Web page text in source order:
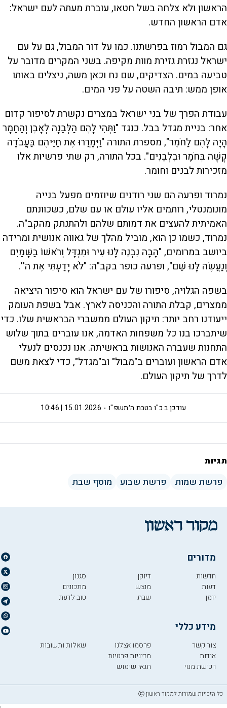
הראשון ולא צלחה בשל חטאו, עוברת מעתה לעם ישראל:
אדם הראשון החדש.
גם המבול רמוז בפרשתנו. כמו על דור המבול, גם על עם
ישראל נגזרת גזירת מוות מקיפה. בשני המקרים מדובר על
טביעה במים. הצדיקים, שם נח וכאן משה, ניצלים באותו
אופן ממש: תיבה השטה על פני המים.
עבודת הפרך של בני ישראל במצרים נקשרת לסיפור קדום
אחר: בניית מגדל בבל. כנגד "וַתְּהִי לָהֶם הַלְּבֵנָה לְאָבֶן וְהַחֵמָר
הָיָה לָהֶם לַחֹמֶר", מספרת התורה "וַיְּמָרֲרוּ אֶת חַיֵּיהֶם בַּעֲבֹדָה
קָשָׁה בְּחֹמֶר וּבִלְבֵנִים". בכל התורה, רק שתי פרשיות אלו
מזכירות לבנים וחומר.
נמרוד ופרעה הם שני רודנים שיוזמים מפעל בנייה
מונומנטלי, רותמים אליו עולם או עם שלם, כשכוונתם
האמיתית להעצים את דמותם שלהם ולהתנתק מהקב"ה.
נמרוד, כשמו כן הוא, מוביל מהלך של גאווה אנושית ומרידה
ביושב במרומים, "הָבָה נִבְנֶה לָּנוּ עִיר וּמִגְדָּל וְרֹאשׁוֹ בַשָּׁמַיִם
וְנַעֲשֶׂה לָּנוּ שֵׁם", ופרעה כופר בקב"ה: "לֹא יָדַעְתִּי אֶת ה''.
בשפה הגלויה, סיפורו של עם ישראל הוא סיפור היציאה
ממצרים, קבלת התורה והכניסה לארץ. אבל בשפת העומק
ייעודנו רחב יותר: תיקון העולם ממשברי הבראשית שלו. כדי
שיתברכו בנו כל משפחות האדמה, אנו עוברים בתוך שלוש
התחנות שעברה האנושות בראשיתה. אנו נכנסים לנעלי
אדם הראשון ועוברים ב"מבול" וב"מגדל", כדי לצאת משם
לדרך של תיקון העולם.
כ"ו בטבת ה׳תשפ"ו 15.01.2026 | 10:46 עודכן ב
תגיות
פרשת שמות פרשת שבוע מוסף שבת
מדורים
חדשות
דעות
יומן
דיוקן
מוצש
שבת
סגנון
מתכונים
טוב לדעת
מידע כללי
צור קשר
אודות
רכישת מנוי
פרסמו אצלנו
מדיניות פרטיות
תנאי שימוש
שאלות ותשובות
כל הזכויות שמורות למקור ראשון ⓒ